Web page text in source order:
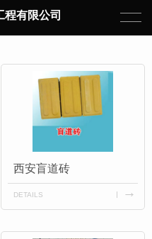
程有限公司
西安盲道砖
DETAILS